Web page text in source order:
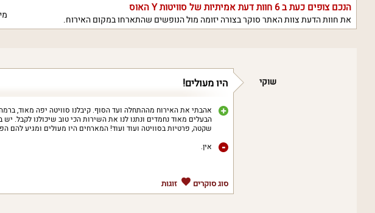
הנכם צופים כעת ב6 חוות דעת אמיתיות של סוויטות Y האוס
את חוות הדעת צוות האתר סוקר בצורה יזומה מול הנופשים שהתארחו במקום האירוח.
היו מעולים! שוקי
אהבתי את האירוח מההתחלה ועד הסוף. קיבלנו סוויטה יפה מאוד,
הבעלים מאוד נחמדים ונתנו לנו את השירות הכי טוב שיכולנו לקבל. יש
שקטה, פרטיות בסוויטה ועוד ועוד! המארחים היו מעולים ומגיע להם
אין.
סוג סוקרים זוגות